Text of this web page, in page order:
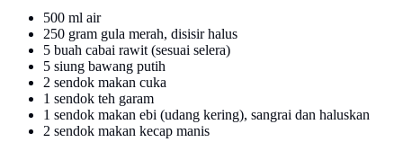
500 ml air
250 gram gula merah, disisir halus
5 buah cabai rawit (sesuai selera)
5 siung bawang putih
2 sendok makan cuka
1 sendok teh garam
1 sendok makan ebi (udang kering), sangrai dan haluskan
2 sendok makan kecap manis